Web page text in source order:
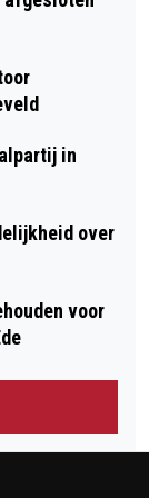
in
over
voor